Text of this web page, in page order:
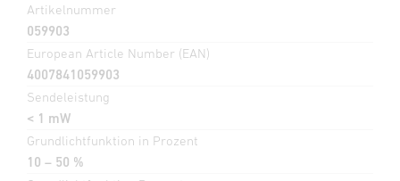
Artikelnummer
059903
European Article Number (EAN)
4007841059903
Sendeleistung
< 1 mW
Grundlichtfunktion in Prozent
10 – 50 %